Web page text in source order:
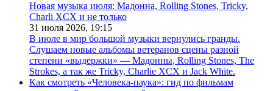
Новая музыка июля: Мадонна, Rolling Stones, Tricky,
Charli XCX и не только
31 июля 2026, 19:15
В июле в мир большой музыки вернулись гранды.
Слушаем новые альбомы ветеранов сцены разной
степени «выдержки» — Мадонны, Rolling Stones, The
Strokes, а так же Tricky, Charlie XCX и Jack White.
Как смотреть «Человека-паука»: гид по фильмам